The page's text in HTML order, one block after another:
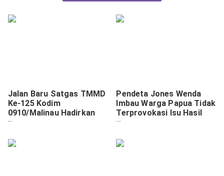
Jalan Baru Satgas TMMD
Ke-125 Kodim
0910/Malinau Hadirkan
Senyum Merdeka di
Pendeta Jones Wenda
Imbau Warga Papua Tidak
Terprovokasi Isu Hasil
Pilgub